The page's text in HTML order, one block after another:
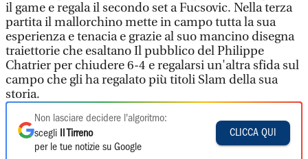
il game e regala il secondo set a Fucsovic. Nella terza
partita il mallorchino mette in campo tutta la sua
esperienza e tenacia e grazie al suo mancino disegna
traiettorie che esaltano Il pubblico del Philippe
Chatrier per chiudere 6-4 e regalarsi un'altra sfida sul
campo che gli ha regalato più titoli Slam della sua
storia.
Non lasciare decidere l'algoritmo:
scegli
Il Tirreno
per le tue notizie su Google
CLICCA QUI